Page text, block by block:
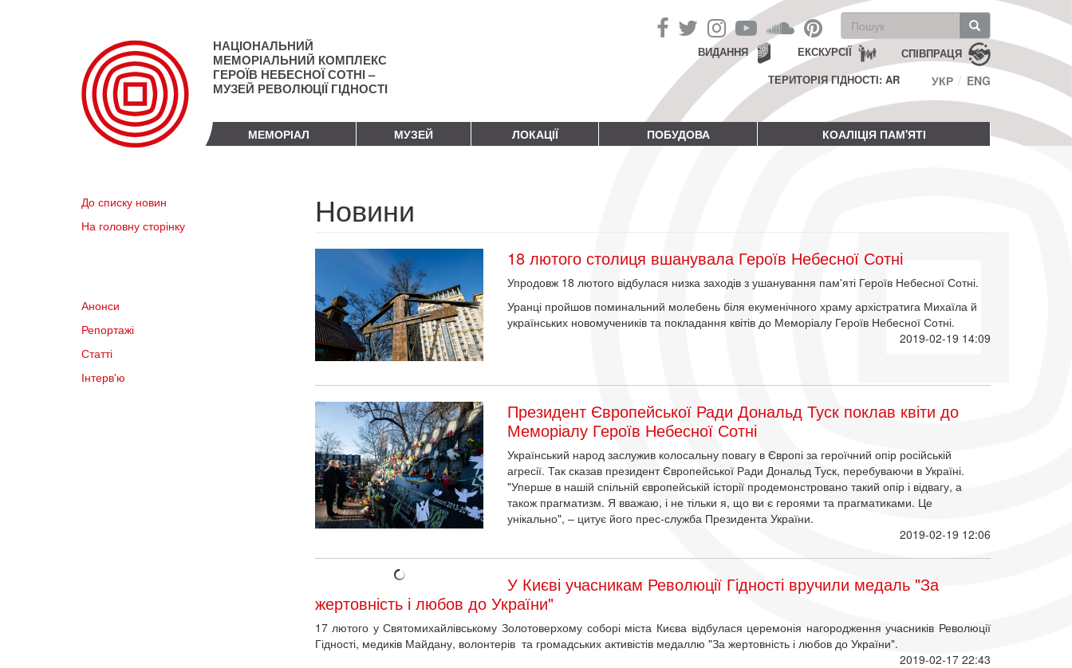
НАЦІОНАЛЬНИЙ
МЕМОРІАЛЬНИЙ КОМПЛЕКС
ГЕРОЇВ НЕБЕСНОЇ СОТНІ –
МУЗЕЙ РЕВОЛЮЦІЇ ГІДНОСТІ
Пошукова
форма
Пошук СПІВПРАЦЯ
ЕКСКУРСІЇ
ВИДАННЯ
ТЕРИТОРІЯ ГІДНОСТІ: AR
УКР ENG
МЕМОРІАЛ МУЗЕЙ ЛОКАЦІЇ ПОБУДОВА КОАЛІЦІЯ ПАМ'ЯТІ
До списку новин
На головну сторінку
Анонси
Репортажі
Статті
Інтерв'ю
Новини
18 лютого столиця вшанувала Героїв Небесної Сотні
Упродовж 18 лютого відбулася низка заходів з ушанування пам'яті Героїв Небесної Сотні.
Уранці пройшов поминальний молебень біля екуменічного храму архістратига Михаїла й
українських новомучеників та покладання квітів до Меморіалу Героїв Небесної Сотні.
2019-02-19 14:09
Президент Європейської Ради Дональд Туск поклав квіти до
Меморіалу Героїв Небесної Сотні
Український народ заслужив колосальну повагу в Європі за героїчний опір російській
агресії. Так сказав президент Європейської Ради Дональд Туск, перебуваючи в Україні.
"Уперше в нашій спільній європейській історії продемонстровано такий опір і відвагу, а
також прагматизм. Я вважаю, і не тільки я, що ви є героями та прагматиками. Це
унікально", – цитує його прес-служба Президента України.
2019-02-19 12:06
У Києві учасникам Революції Гідності вручили медаль "За
жертовність і любов до України"
17 лютого у Святомихайлівському Золотоверхому соборі міста Києва відбулася церемонія нагородження учасників Революції
Гідності, медиків Майдану, волонтерів та громадських активістів медаллю "За жертовність і любов до України".
2019-02-17 22:43